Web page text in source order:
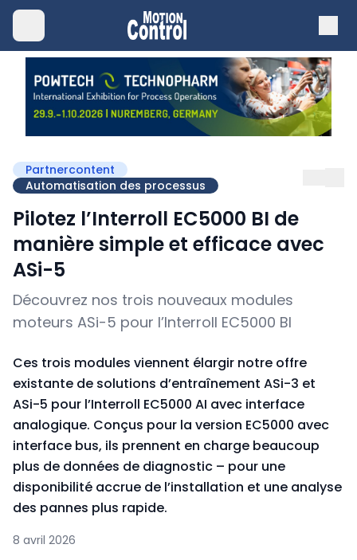
Partnercontent
Automatisation des processus
Pilotez l’Interroll EC5000 BI de
manière simple et efficace avec
ASi-5
Découvrez nos trois nouveaux modules
moteurs ASi-5 pour l’Interroll EC5000 BI
Ces trois modules viennent élargir notre offre
existante de solutions d’entraînement ASi-3 et
ASi-5 pour l’Interroll EC5000 AI avec interface
analogique. Conçus pour la version EC5000 avec
interface bus, ils prennent en charge beaucoup
plus de données de diagnostic – pour une
disponibilité accrue de l’installation et une analyse
des pannes plus rapide.
8 avril 2026